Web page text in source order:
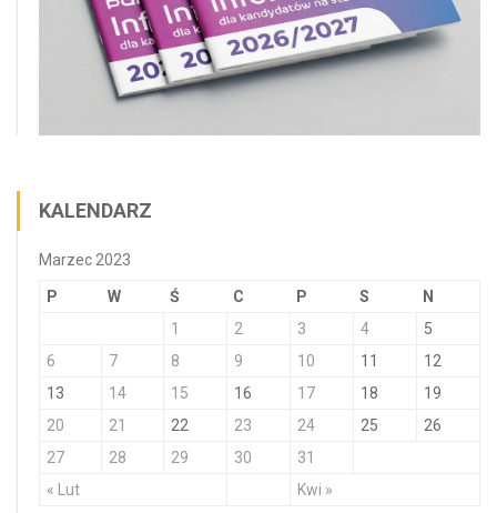
KALENDARZ
Marzec 2023
P W Ś C P S N
« Lut Kwi »
1 2 3 4
5
6
7 8 9 10 11
12
13
14 15 16 17 18
19
20
21 22 23 24 25
26
27
28 29 30 31